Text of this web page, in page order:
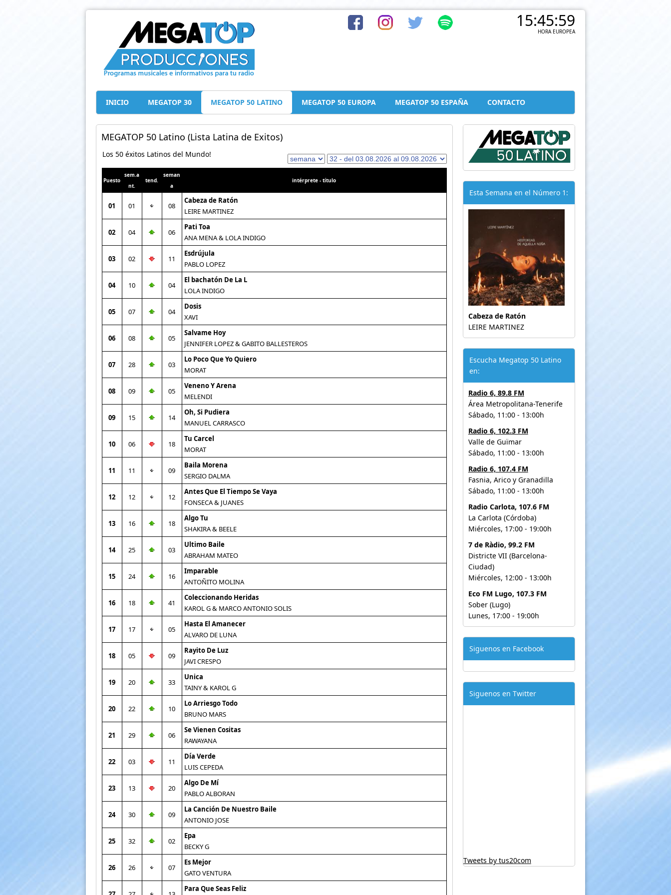
15:46:00
HORA EUROPEA
INICIO MEGATOP 30 MEGATOP 50 LATINO MEGATOP 50 EUROPA MEGATOP 50 ESPAÑA CONTACTO
MEGATOP 50 Latino (Lista Latina de Exitos)
Los 50 éxitos Latinos del Mundo!
Puesto
sem.a
nt.
tend.
seman
a
intérprete - título
01 01 08
Cabeza de Ratón
LEIRE MARTINEZ
02 04 06
Pati Toa
ANA MENA & LOLA INDIGO
03 02 11
Esdrújula
PABLO LOPEZ
04 10 04
El bachatón De La L
LOLA INDIGO
05 07 04
Dosis
XAVI
06 08 05
Salvame Hoy
JENNIFER LOPEZ & GABITO BALLESTEROS
07 28 03
Lo Poco Que Yo Quiero
MORAT
08 09 05
Veneno Y Arena
MELENDI
09 15 14
Oh, Si Pudiera
MANUEL CARRASCO
10 06 18
Tu Carcel
MORAT
11 11 09
Baila Morena
SERGIO DALMA
12 12 12
Antes Que El Tiempo Se Vaya
FONSECA & JUANES
13 16 18
Algo Tu
SHAKIRA & BEELE
14 25 03
Ultimo Baile
ABRAHAM MATEO
15 24 16
Imparable
ANTOÑITO MOLINA
16 18 41
Coleccionando Heridas
KAROL G & MARCO ANTONIO SOLIS
17 17 05
Hasta El Amanecer
ALVARO DE LUNA
18 05 09
Rayito De Luz
JAVI CRESPO
19 20 33
Unica
TAINY & KAROL G
20 22 10
Lo Arriesgo Todo
BRUNO MARS
21 29 06
Se Vienen Cositas
RAWAYANA
22 03 11
Día Verde
LUIS CEPEDA
23 13 20
Algo De Mí
PABLO ALBORAN
24 30 09
La Canción De Nuestro Baile
ANTONIO JOSE
25 32 02
Epa
BECKY G
26 26 07
Es Mejor
GATO VENTURA
Para Que Seas Feliz
Esta Semana en el Número 1:
Cabeza de Ratón
LEIRE MARTINEZ
Escucha Megatop 50 Latino
en:
Radio 6, 89.8 FM
Área Metropolitana-Tenerife
Sábado, 11:00 - 13:00h
Radio 6, 102.3 FM
Valle de Guïmar
Sábado, 11:00 - 13:00h
Radio 6, 107.4 FM
Fasnia, Arico y Granadilla
Sábado, 11:00 - 13:00h
Radio Carlota, 107.6 FM
La Carlota (Córdoba)
Miércoles, 17:00 - 19:00h
7 de Ràdio, 99.2 FM
Districte VII (Barcelona-
Ciudad)
Miércoles, 12:00 - 13:00h
Eco FM Lugo, 107.3 FM
Sober (Lugo)
Lunes, 17:00 - 19:00h
Siguenos en Facebook
Siguenos en Twitter
Tweets by tus20com